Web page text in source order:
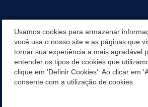
SERVIÇOS
SERVIÇOS DO DEPARTAMENTO DE
Usamos cookies para armazenar
você usa o nosso site e as páginas que
tornar sua experiência a mais agradável
entender os tipos de cookies que
clique em 'Definir Cookies'. Ao clicar em
consente com a utilização de cookies.